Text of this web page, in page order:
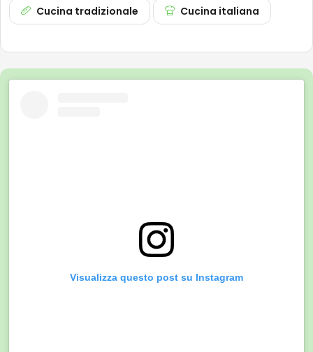
Cucina tradizionale Cucina italiana
Visualizza questo post su Instagram